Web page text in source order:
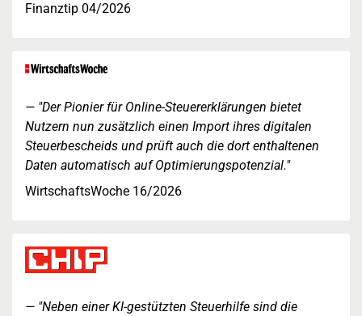
Finanztip 04/2026
"Der Pionier für Online-Steuererklärungen bietet
Nutzern nun zusätzlich einen Import ihres digitalen
Steuerbescheids und prüft auch die dort enthaltenen
Daten automatisch auf Optimierungspotenzial."
WirtschaftsWoche 16/2026
"Neben einer KI-gestützten Steuerhilfe sind die